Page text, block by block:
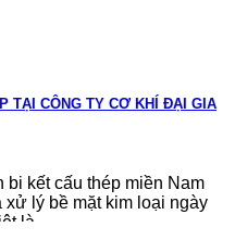
TẠI CÔNG TY CƠ KHÍ ĐẠI GIA
bi kết cấu thép miền Nam
xử lý bề mặt kim loại ngày
là...